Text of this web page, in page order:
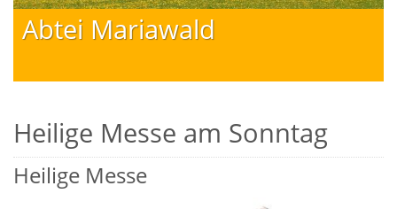
Abtei Mariawald
Heilige Messe am Sonntag
Heilige Messe